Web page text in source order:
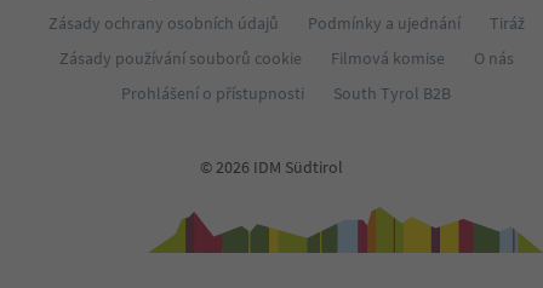
Zásady ochrany osobních údajů
Podmínky a ujednání
Tiráž
Zásady používání souborů cookie
Filmová komise
O nás
Prohlášení o přístupnosti
South Tyrol B2B
© 2026 IDM Südtirol